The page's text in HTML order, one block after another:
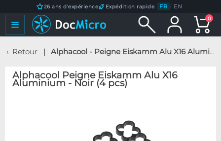
26 ans d'expérience Expédition rapide FR / EN
0
Retour Alphacool - Peigne Eiskamm Alu X16 Aluminium - Noir (4 pcs)
Alphacool Peigne Eiskamm Alu X16
Aluminium - Noir (4 pcs)